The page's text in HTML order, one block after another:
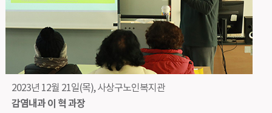
2023년 12월 21일(목), 사상구노인복지관
감염내과 이 혁 과장